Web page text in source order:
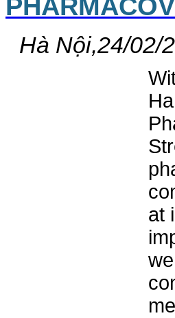
Hà Nội,24/02/
at